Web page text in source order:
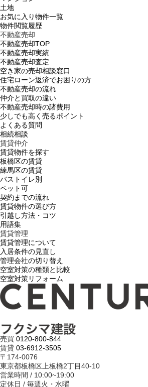
土地
お気に入り物件一覧
物件閲覧履歴
不動産売却
不動産売却TOP
不動産売却実績
不動産売却査定
空き家の売却相談窓口
住宅ローン返済でお困りの方
不動産売却の流れ
仲介と買取の違い
不動産売却時の諸費用
少しでも高く売るポイント
よくある質問
相続相談
賃貸仲介
賃貸物件を探す
板橋区の賃貸
練馬区の賃貸
バストイレ別
ペット可
契約までの流れ
賃貸物件の選び方
引越し方法・コツ
用語集
賃貸管理
賃貸管理について
入居条件の見直し
管理会社の切り替え
空室対策の種類と比較
空室対策リフォーム
売買 0120-800-844
賃貸 03-6912-3505
〒174-0076
東京都板橋区上板橋2丁目40-10
営業時間 / 10:00~19:00
定休日 / 毎週火・水曜